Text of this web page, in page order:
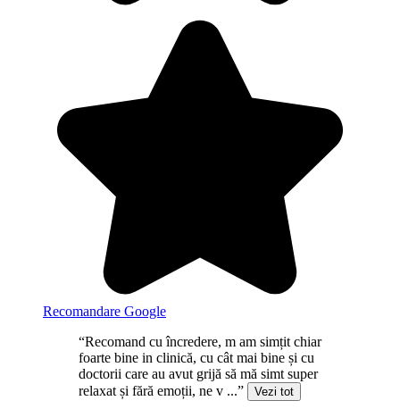
Recomandare Google
“Recomand cu încredere, m am simțit chiar
foarte bine in clinică, cu cât mai bine și cu
doctorii care au avut grijă să mă simt super
relaxat și fără emoții, ne v ...”
Vezi tot